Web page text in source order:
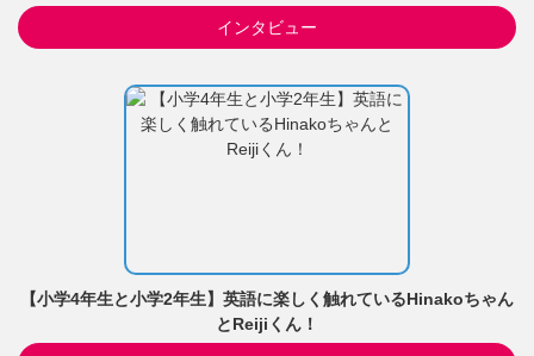
インタビュー
【小学4年生と小学2年生】英語に楽しく触れているHinakoちゃん
とReijiくん！